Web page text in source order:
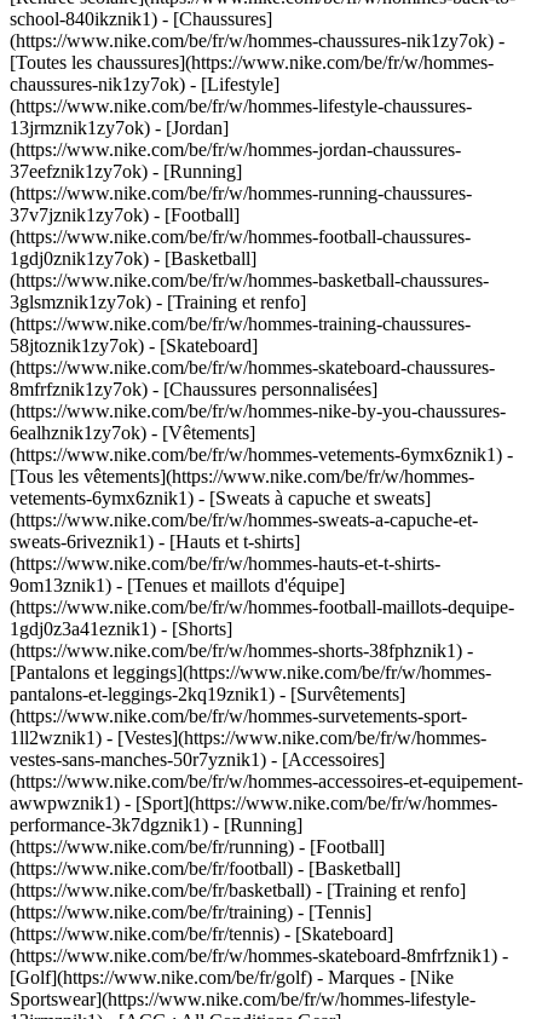
school-840ikznik1) - [Chaussures]
(https://www.nike.com/be/fr/w/hommes-chaussures-nik1zy7ok) -
[Toutes les chaussures](https://www.nike.com/be/fr/w/hommes-
chaussures-nik1zy7ok) - [Lifestyle]
(https://www.nike.com/be/fr/w/hommes-lifestyle-chaussures-
13jrmznik1zy7ok) - [Jordan]
(https://www.nike.com/be/fr/w/hommes-jordan-chaussures-
37eefznik1zy7ok) - [Running]
(https://www.nike.com/be/fr/w/hommes-running-chaussures-
37v7jznik1zy7ok) - [Football]
(https://www.nike.com/be/fr/w/hommes-football-chaussures-
1gdj0znik1zy7ok) - [Basketball]
(https://www.nike.com/be/fr/w/hommes-basketball-chaussures-
3glsmznik1zy7ok) - [Training et renfo]
(https://www.nike.com/be/fr/w/hommes-training-chaussures-
58jtoznik1zy7ok) - [Skateboard]
(https://www.nike.com/be/fr/w/hommes-skateboard-chaussures-
8mfrfznik1zy7ok) - [Chaussures personnalisées]
(https://www.nike.com/be/fr/w/hommes-nike-by-you-chaussures-
6ealhznik1zy7ok) - [Vêtements]
(https://www.nike.com/be/fr/w/hommes-vetements-6ymx6znik1) -
[Tous les vêtements](https://www.nike.com/be/fr/w/hommes-
vetements-6ymx6znik1) - [Sweats à capuche et sweats]
(https://www.nike.com/be/fr/w/hommes-sweats-a-capuche-et-
sweats-6riveznik1) - [Hauts et t-shirts]
(https://www.nike.com/be/fr/w/hommes-hauts-et-t-shirts-
9om13znik1) - [Tenues et maillots d'équipe]
(https://www.nike.com/be/fr/w/hommes-football-maillots-dequipe-
1gdj0z3a41eznik1) - [Shorts]
(https://www.nike.com/be/fr/w/hommes-shorts-38fphznik1) -
[Pantalons et leggings](https://www.nike.com/be/fr/w/hommes-
pantalons-et-leggings-2kq19znik1) - [Survêtements]
(https://www.nike.com/be/fr/w/hommes-survetements-sport-
1ll2wznik1) - [Vestes](https://www.nike.com/be/fr/w/hommes-
vestes-sans-manches-50r7yznik1) - [Accessoires]
(https://www.nike.com/be/fr/w/hommes-accessoires-et-equipement-
awwpwznik1) - [Sport](https://www.nike.com/be/fr/w/hommes-
performance-3k7dgznik1) - [Running]
(https://www.nike.com/be/fr/running) - [Football]
(https://www.nike.com/be/fr/football) - [Basketball]
(https://www.nike.com/be/fr/basketball) - [Training et renfo]
(https://www.nike.com/be/fr/training) - [Tennis]
(https://www.nike.com/be/fr/tennis) - [Skateboard]
(https://www.nike.com/be/fr/w/hommes-skateboard-8mfrfznik1) -
[Golf](https://www.nike.com/be/fr/golf) - Marques - [Nike
Sportswear](https://www.nike.com/be/fr/w/hommes-lifestyle-